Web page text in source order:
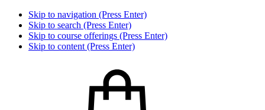
Skip to navigation (Press Enter)
Skip to search (Press Enter)
Skip to course offerings (Press Enter)
Skip to content (Press Enter)